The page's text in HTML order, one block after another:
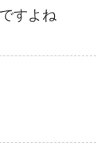
すよね